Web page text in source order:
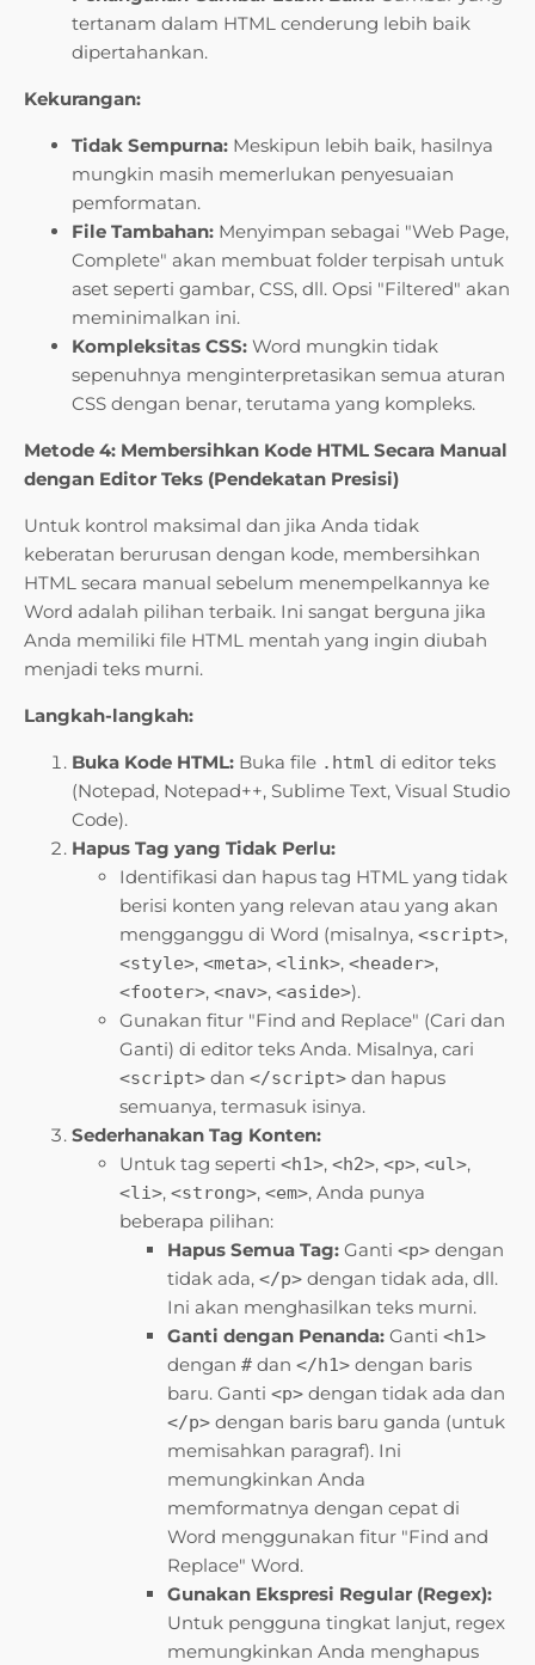
tertanam dalam HTML cenderung lebih baik
dipertahankan.
Kekurangan:
Tidak Sempurna: Meskipun lebih baik, hasilnya
mungkin masih memerlukan penyesuaian
pemformatan.
File Tambahan: Menyimpan sebagai "Web Page,
Complete" akan membuat folder terpisah untuk
aset seperti gambar, CSS, dll. Opsi "Filtered" akan
meminimalkan ini.
Kompleksitas CSS: Word mungkin tidak
sepenuhnya menginterpretasikan semua aturan
CSS dengan benar, terutama yang kompleks.
Metode 4: Membersihkan Kode HTML Secara Manual
dengan Editor Teks (Pendekatan Presisi)
Untuk kontrol maksimal dan jika Anda tidak
keberatan berurusan dengan kode, membersihkan
HTML secara manual sebelum menempelkannya ke
Word adalah pilihan terbaik. Ini sangat berguna jika
Anda memiliki file HTML mentah yang ingin diubah
menjadi teks murni.
Langkah-langkah:
Buka Kode HTML: Buka file .html di editor teks
(Notepad, Notepad++, Sublime Text, Visual Studio
Code).
Hapus Tag yang Tidak Perlu:
Identifikasi dan hapus tag HTML yang tidak
berisi konten yang relevan atau yang akan
mengganggu di Word (misalnya, <script>,
<style>, <meta>, <link>, <header>,
<footer>, <nav>, <aside>).
Gunakan fitur "Find and Replace" (Cari dan
Ganti) di editor teks Anda. Misalnya, cari
<script> dan </script> dan hapus
semuanya, termasuk isinya.
Sederhanakan Tag Konten:
Untuk tag seperti <h1>, <h2>, <p>, <ul>,
<li>, <strong>, <em>, Anda punya
beberapa pilihan:
Hapus Semua Tag: Ganti <p> dengan
tidak ada, </p> dengan tidak ada, dll.
Ini akan menghasilkan teks murni.
Ganti dengan Penanda: Ganti <h1>
dengan # dan </h1> dengan baris
baru. Ganti <p> dengan tidak ada dan
</p> dengan baris baru ganda (untuk
memisahkan paragraf). Ini
memungkinkan Anda
memformatnya dengan cepat di
Word menggunakan fitur "Find and
Replace" Word.
Gunakan Ekspresi Regular (Regex):
Untuk pengguna tingkat lanjut, regex
memungkinkan Anda menghapus